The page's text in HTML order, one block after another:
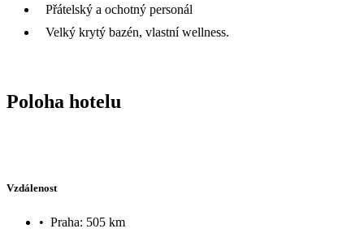
Přátelský a ochotný personál
Velký krytý bazén, vlastní wellness.
Poloha hotelu
Vzdálenost
• Praha: 505 km